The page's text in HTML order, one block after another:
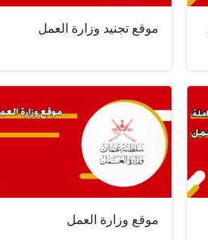
موقع تجنيد وزارة العمل
موقع وزارة العمل